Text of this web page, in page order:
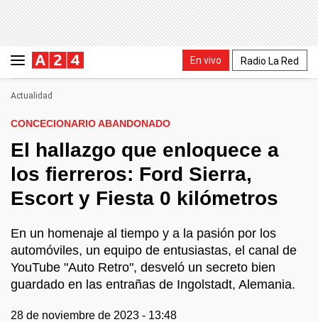
En vivo Radio La Red
Actualidad
CONCECIONARIO ABANDONADO
El hallazgo que enloquece a
los fierreros: Ford Sierra,
Escort y Fiesta 0 kilómetros
En un homenaje al tiempo y a la pasión por los
automóviles, un equipo de entusiastas, el canal de
YouTube "Auto Retro", desveló un secreto bien
guardado en las entrañas de Ingolstadt, Alemania.
28 de noviembre de 2023 - 13:48